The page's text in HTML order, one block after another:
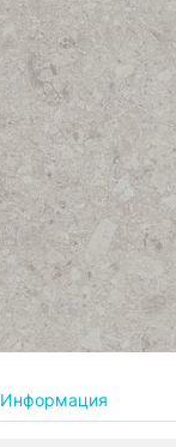
Информация